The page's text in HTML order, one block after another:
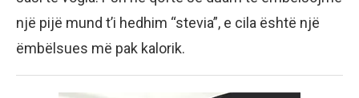
një pijë mund t’i hedhim “stevia”, e cila është një
ëmbëlsues më pak kalorik.